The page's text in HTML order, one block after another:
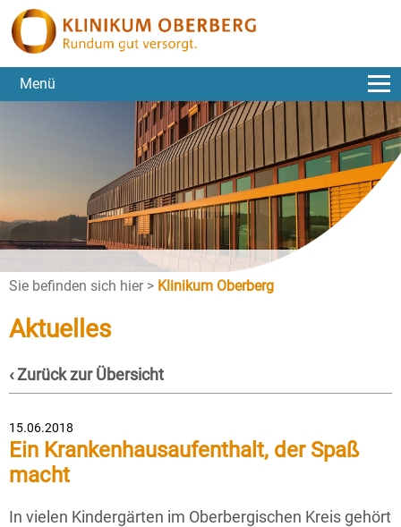
Menü
Sie befinden sich hier > Klinikum Oberberg
Aktuelles
‹ Zurück zur Übersicht
15.06.2018
Ein Krankenhausaufenthalt, der Spaß
macht
In vielen Kindergärten im Oberbergischen Kreis gehört